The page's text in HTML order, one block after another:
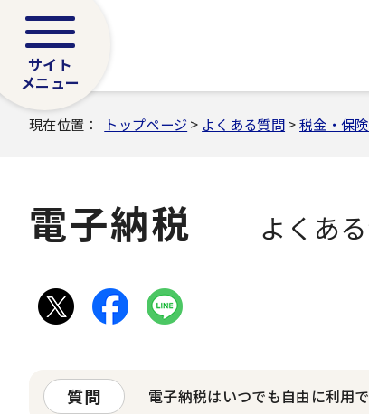
サイト
メニュー
現在位置： トップページ > よくある質問>税金・保
電子納税 よくあ
質問 電子納税はいつでも自由に利用